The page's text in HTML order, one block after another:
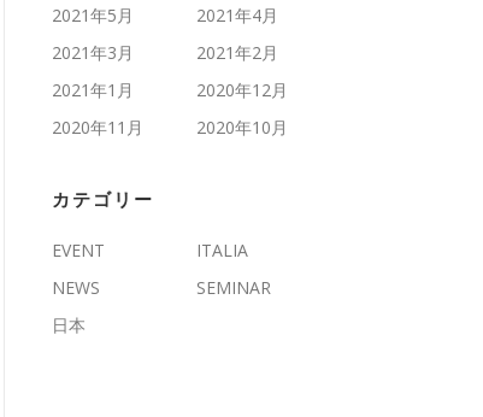
2021年5月
2021年4月
2021年3月
2021年2月
2021年1月
2020年12月
2020年11月
2020年10月
カテゴリー
EVENT
ITALIA
NEWS
SEMINAR
日本